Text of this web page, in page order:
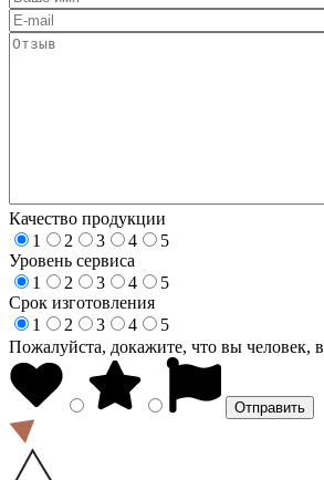
Качество продукции
1
2 3 4
5
Уровень сервиса
1
2 3 4
5
Срок изготовления
1
2 3 4
5
Пожалуйста, докажите, что вы человек,